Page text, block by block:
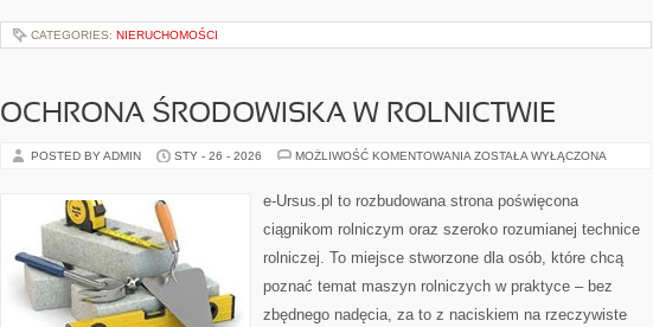
CATEGORIES: NIERUCHOMOŚCI
OCHRONA ŚRODOWISKA W ROLNICTWIE
POSTED BY ADMIN STY - 26 - 2026 MOŻLIWOŚĆ KOMENTOWANIA OCHRONA
ROLNICTWIE
ZOSTAŁA WYŁĄCZONA
e-Ursus.pl to rozbudowana strona poświęcona
ciągnikom rolniczym oraz szeroko rozumianej technice
rolniczej. To miejsce stworzone dla osób, które chcą
poznać temat maszyn rolniczych w praktyce – bez
zbędnego nadęcia, za to z naciskiem na rzeczywiste